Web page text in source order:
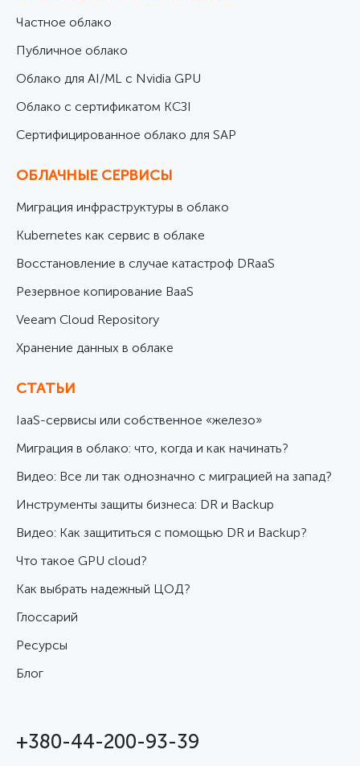
Частное облако
Публичное облако
Облако для AI/ML с Nvidia GPU
Облако с сертификатом КСЗІ
Cертифицированное облако для SAP
ОБЛАЧНЫЕ СЕРВИСЫ
Миграция инфраструктуры в облако
Kubernetes как сервис в облаке
Восстановление в случае катастроф DRaaS
Резервное копирование BaaS
Veeam Cloud Repository
Хранение данных в облаке
СТАТЬИ
IaaS-сервисы или собственное «железо»
Миграция в облако: что, когда и как начинать?
Видео: Все ли так однозначно с миграцией на запад?
Инструменты защиты бизнеса: DR и Backup
Видео: Как защититься с помощью DR и Backup?
Что такое GPU cloud?
Как выбрать надежный ЦОД?
Глоссарий
Ресурсы
Блог
+380-44-200-93-39